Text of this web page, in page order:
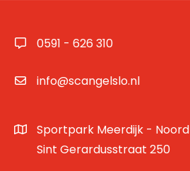
0591 - 626 310
info@scangelslo.nl
Sportpark Meerdijk - Noord
Sint Gerardusstraat 250